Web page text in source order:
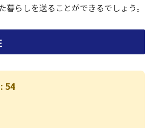
暮らしを送ることができるでしょう。
54